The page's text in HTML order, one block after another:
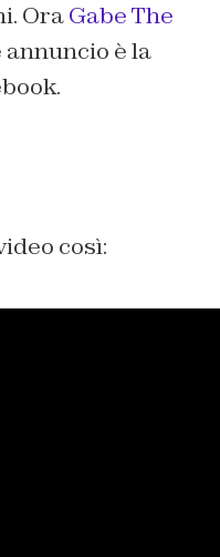
OraGabe The
annuncio è la
così: